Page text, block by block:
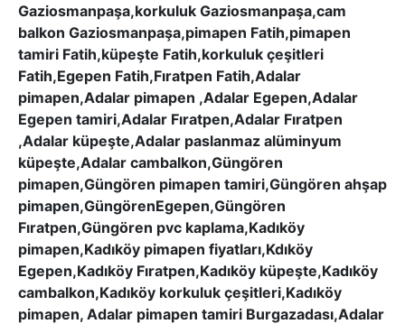
Gaziosmanpaşa,korkuluk Gaziosmanpaşa,cam
balkon Gaziosmanpaşa,pimapen Fatih,pimapen
tamiri Fatih,küpeşte Fatih,korkuluk çeşitleri
Fatih,Egepen Fatih,Fıratpen Fatih,Adalar
pimapen,Adalar pimapen ,Adalar Egepen,Adalar
Egepen tamiri,Adalar Fıratpen,Adalar Fıratpen
,Adalar küpeşte,Adalar paslanmaz alüminyum
küpeşte,Adalar cambalkon,Güngören
pimapen,Güngören pimapen tamiri,Güngören ahşap
pimapen,GüngörenEgepen,Güngören
Fıratpen,Güngören pvc kaplama,Kadıköy
pimapen,Kadıköy pimapen fiyatları,Kdıköy
Egepen,Kadıköy Fıratpen,Kadıköy küpeşte,Kadıköy
cambalkon,Kadıköy korkuluk çeşitleri,Kadıköy
pimapen, Adalar pimapen tamiri Burgazadası,Adalar